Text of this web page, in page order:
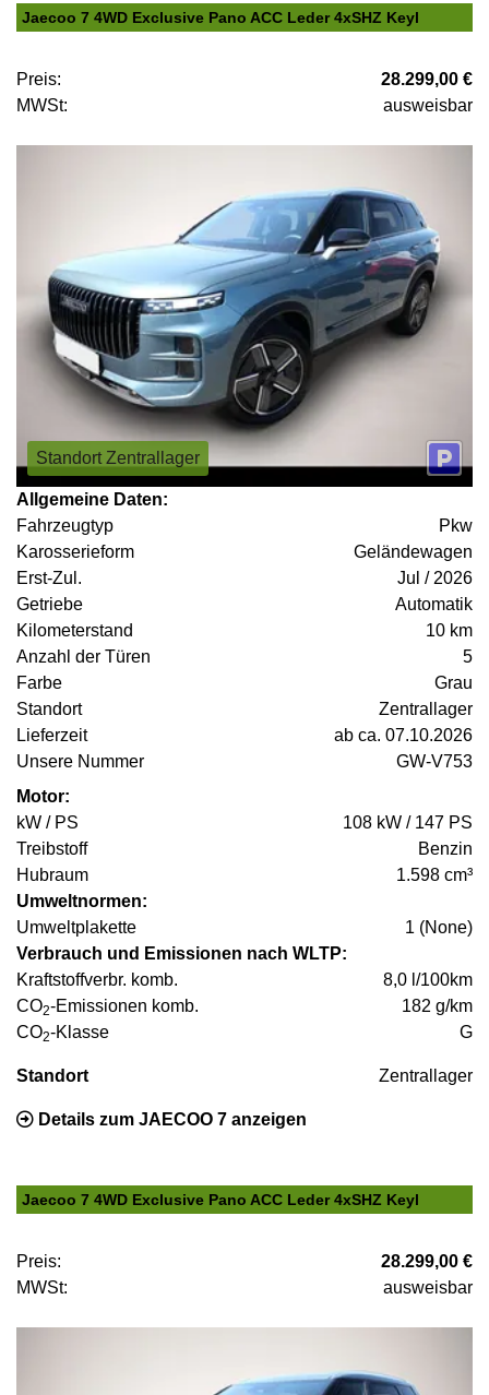
Jaecoo 7 4WD Exclusive Pano ACC Leder 4xSHZ Keyl
Preis:
28.299,00 €
MWSt:
ausweisbar
Standort Zentrallager
Allgemeine Daten:
Fahrzeugtyp
Pkw
Karosserieform
Geländewagen
Erst-Zul.
Jul / 2026
Getriebe
Automatik
Kilometerstand
10 km
Anzahl der Türen
5
Farbe
Grau
Standort
Zentrallager
Lieferzeit
ab ca. 07.10.2026
Unsere Nummer
GW-V753
Motor:
kW / PS
108 kW / 147 PS
Treibstoff
Benzin
Hubraum
1.598 cm³
Umweltnormen:
Umweltplakette
1 (None)
Verbrauch und Emissionen nach WLTP:
Kraftstoffverbr. komb.
8,0 l/100km
CO2-Emissionen komb.
182 g/km
CO2-Klasse G
Standort Zentrallager
Details zum JAECOO 7 anzeigen
Jaecoo 7 4WD Exclusive Pano ACC Leder 4xSHZ Keyl
Preis:
28.299,00 €
MWSt:
ausweisbar